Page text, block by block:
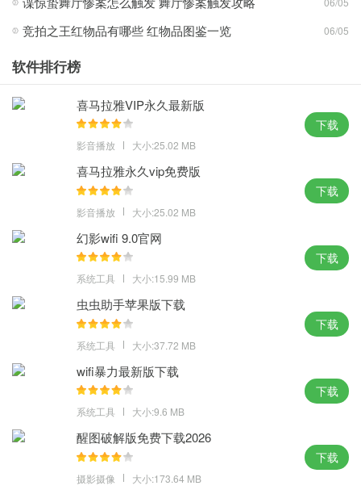
win10纯净版官方原版攻略心得：
1、用户可以添加启动项并删除原来的启动项，完全免费使用，图
2、安装时，系统软件会自动分割磁盘，以便更容易记住账户名称，
地找到垃圾文件，保证真实的用户体验。
4、为了减少不必要的通知，自动终止没有响应的程序，游戏稳定流
畅的运营，正品版优化了系统的响应速度。
win10纯净版官方原版体验点评：
繁琐的步骤那是好几年前了，如今装个系统只要几分钟就可以了，w
in10纯净版官方原版，熟悉的设置和上手，win10依然是主流和顶
MD5：A83DDB895A2416A726F8D10B513478F9
SHA1：1B8HDM8DA9098D2FF4590B0E300A37B9CCC58303
竞拍之王红物品有哪些 红物品图鉴一览 06/05
软件排行榜
喜马拉雅VIP永久最新版
影音播放 大小:25.02 MB
下载
喜马拉雅永久vip免费版
影音播放 大小:25.02 MB
下载
幻影wifi 9.0官网
系统工具 大小:15.99 MB
下载
虫虫助手苹果版下载
系统工具 大小:37.72 MB
下载
wifi暴力最新版下载
系统工具 大小:9.6 MB
下载
醒图破解版免费下载2026
摄影摄像 大小:173.64 MB
下载